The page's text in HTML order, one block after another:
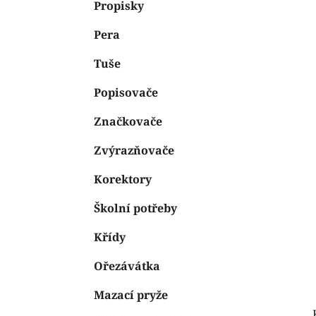
Propisky
Pera
Tuše
Popisovače
Značkovače
Zvýrazňovače
Korektory
Školní potřeby
Křídy
Ořezávátka
Mazací pryže